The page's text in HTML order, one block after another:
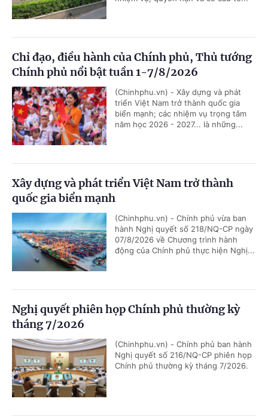
Chỉ đạo, điều hành của Chính phủ, Thủ tướng
Chính phủ nổi bật tuần 1-7/8/2026
(Chinhphu.vn) - Xây dựng và phát
triển Việt Nam trở thành quốc gia
biển mạnh; các nhiệm vụ trọng tâm
năm học 2026 - 2027... là những...
Xây dựng và phát triển Việt Nam trở thành
quốc gia biển mạnh
(Chinhphu.vn) - Chính phủ vừa ban
hành Nghị quyết số 218/NQ-CP ngày
07/8/2026 về Chương trình hành
động của Chính phủ thực hiện Nghị...
Nghị quyết phiên họp Chính phủ thường kỳ
tháng 7/2026
(Chinhphu.vn) - Chính phủ ban hành
Nghị quyết số 216/NQ-CP phiên họp
Chính phủ thường kỳ tháng 7/2026.